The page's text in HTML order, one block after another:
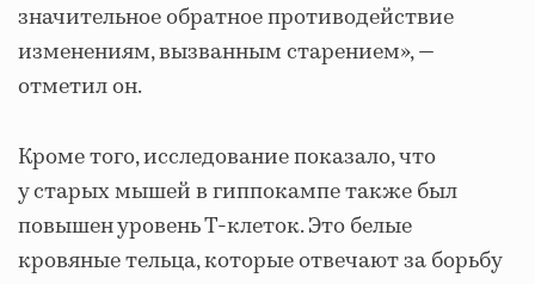
значительное обратное противодействие
изменениям, вызванным старением», —
отметил он.
Кроме того, исследование показало, что
у старых мышей в гиппокампе также был
повышен уровень Т-клеток. Это белые
кровяные тельца, которые отвечают за борьбу